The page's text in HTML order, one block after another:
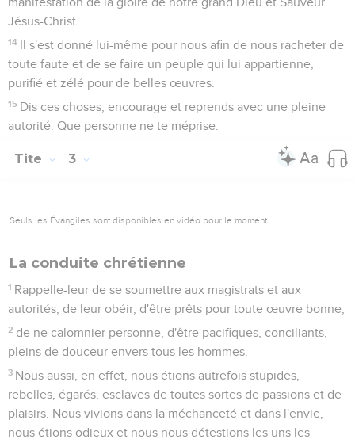
Jésus-Christ.
14 Il s'est donné lui-même pour nous afin de nous racheter de
toute faute et de se faire un peuple qui lui appartienne,
purifié et zélé pour de belles œuvres.
15 Dis ces choses, encourage et reprends avec une pleine
autorité. Que personne ne te méprise.
Tite 3
Seuls les Évangiles sont disponibles en vidéo pour le moment.
La conduite chrétienne
1 Rappelle-leur de se soumettre aux magistrats et aux
autorités, de leur obéir, d'être prêts pour toute œuvre bonne,
2 de ne calomnier personne, d'être pacifiques, conciliants,
pleins de douceur envers tous les hommes.
3 Nous aussi, en effet, nous étions autrefois stupides,
rebelles, égarés, esclaves de toutes sortes de passions et de
plaisirs. Nous vivions dans la méchanceté et dans l'envie,
nous étions odieux et nous nous détestions les uns les